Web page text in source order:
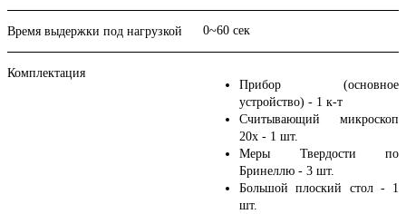
Время выдержки под нагрузкой 0~60 сек
Комплектация
Прибор (основное
устройство) - 1 к-т
Считывающий микроскоп
20х - 1 шт.
Меры Твердости по
Бринеллю - 3 шт.
Большой плоский стол - 1
шт.